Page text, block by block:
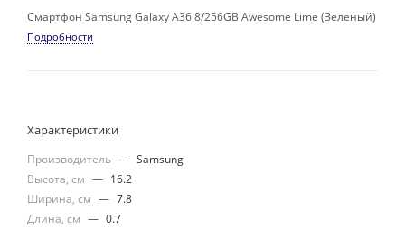
Смартфон Samsung Galaxy A36 8/256GB Awesome Lime (Зеленый)
Подробности
Характеристики
Производитель — Samsung
Высота, см — 16.2
Ширина, см — 7.8
Длина, см — 0.7